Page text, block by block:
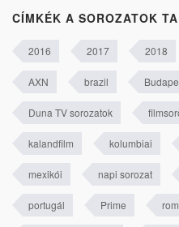
CÍMKÉK A SOROZATOK
2016 2017 2018
AXN brazil
Duna TV sorozatok
kalandfilm kolumbiai
mexikói napi sorozat
portugál Prime